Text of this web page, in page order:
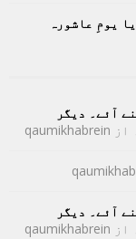
یومِ عاشورہ
آئے۔ دیگر
از qaumikhabrein
آئے۔ دیگر
از qaumikhabrein